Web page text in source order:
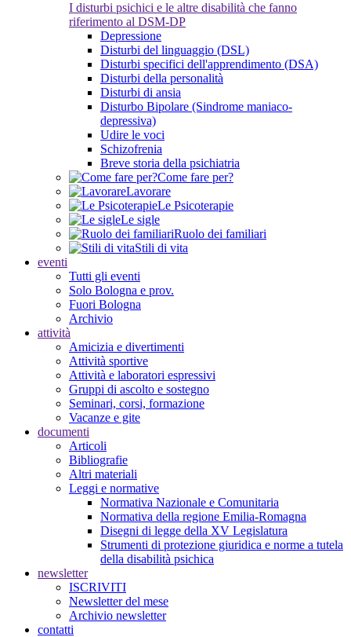
I disturbi psichici e le altre disabilità che fanno
riferimento al DSM-DP
Depressione
Disturbi del linguaggio (DSL)
Disturbi specifici dell'apprendimento (DSA)
Disturbi della personalità
Disturbi di ansia
Disturbo Bipolare (Sindrome maniaco-
depressiva)
Udire le voci
Schizofrenia
Breve storia della psichiatria
Come fare per?
Lavorare
Le Psicoterapie
Le sigle
Ruolo dei familiari
Stili di vita
eventi
Tutti gli eventi
Solo Bologna e prov.
Fuori Bologna
Archivio
attività
Amicizia e divertimenti
Attività sportive
Attività e laboratori espressivi
Gruppi di ascolto e sostegno
Seminari, corsi, formazione
Vacanze e gite
documenti
Articoli
Bibliografie
Altri materiali
Leggi e normative
Normativa Nazionale e Comunitaria
Normativa della regione Emilia-Romagna
Disegni di legge della XV Legislatura
Strumenti di protezione giuridica e norme a tutela
della disabilità psichica
newsletter
ISCRIVITI
Newsletter del mese
Archivio newsletter
contatti